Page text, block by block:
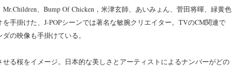
、Bump Of Chicken，米津玄師、あいみょん、菅田将暉、緑黄色
手掛けた、J-POPシーンでは著名な敏腕クリエイター。TVのCM関連で
の映像も手掛けている。
る桜をイメージ。日本的な美しさとアーティストによるナンバーがどの